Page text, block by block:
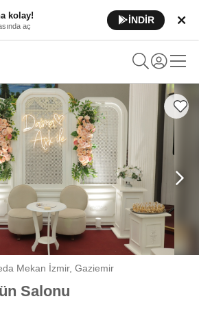
kolay!
aç
İNDİR
Mekan İzmir,Gaziemir
Salonu